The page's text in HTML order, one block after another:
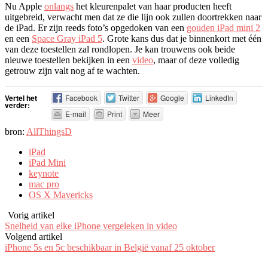
Nu Apple onlangs het kleurenpalet van haar producten heeft
uitgebreid, verwacht men dat ze die lijn ook zullen doortrekken naar
de iPad. Er zijn reeds foto’s opgedoken van een gouden iPad mini 2
en een Space Gray iPad 5. Grote kans dus dat je binnenkort met één
van deze toestellen zal rondlopen. Je kan trouwens ook beide
nieuwe toestellen bekijken in een video, maar of deze volledig
getrouw zijn valt nog af te wachten.
Vertel het
verder:
Facebook Twitter Google
LinkedIn
E-mail
Print
Meer
bron: AllThingsD
iPad
iPad Mini
keynote
mac pro
OS X Mavericks
Vorig artikel
Snelheid van elke iPhone vergeleken in video
Volgend artikel
iPhone 5s en 5c beschikbaar in België vanaf 25 oktober